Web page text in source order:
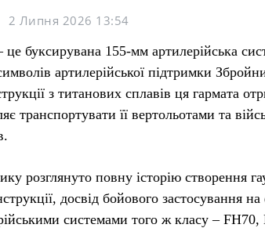
2 Липня 2026 13:54
буксирувана 155-мм артилерійська
артилерійської підтримки
з титанових сплавів ця гармата
транспортувати її вертольотами та
розглянуто повну історію створення
досвід бойового застосування
системами того ж класу –